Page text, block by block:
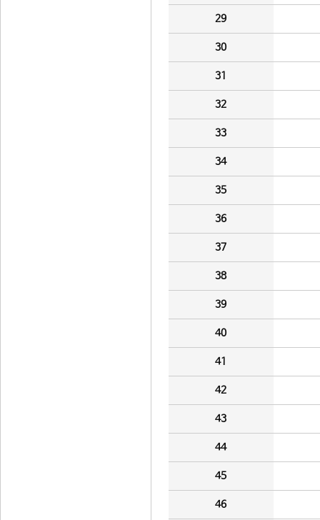
29
30
31
32
33
34
35
36
37
38
39
40
41
42
43
44
45
46